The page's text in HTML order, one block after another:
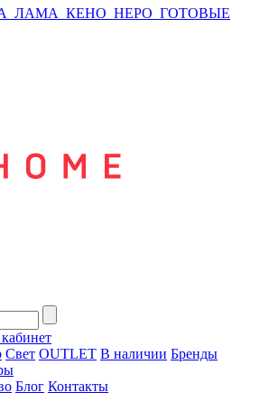
ЛАМА КЕНО НЕРО ГОТОВЫЕ
Свет OUTLET В наличии Бренды
Блог Контакты